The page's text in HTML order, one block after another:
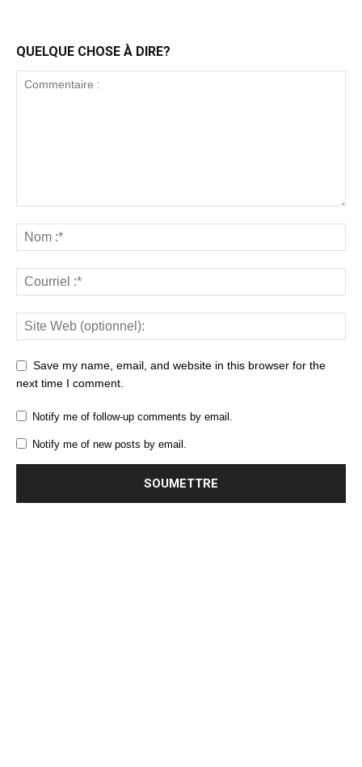
QUELQUE CHOSE À DIRE?
Save my name, email, and website in this browser for the
next time I comment.
Notify me of follow-up comments by email.
Notify me of new posts by email.